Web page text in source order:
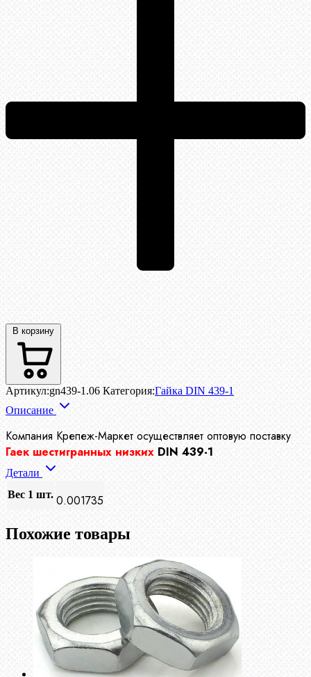
В корзину
Артикул:gn439-1.06 Категория:Гайка DIN 439-1
Описание
Компания Крепеж-Маркет осуществляет оптовую поставку
Гаек шестигранных низких DIN 439-1
Детали
Вес 1 шт. 0.001735
Похожие товары